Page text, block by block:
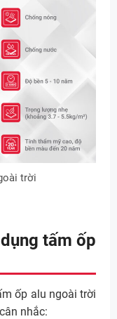
trời
tấm ốp
ốp alu ngoài trời
nhắc: